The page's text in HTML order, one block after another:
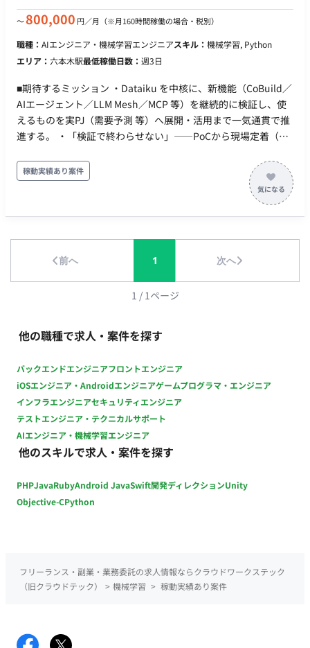
ンターンに渡せる形にタスクを割れる。抱え込まない。 ・属人
化した業務が仕組みに置き換わっていく過程に、手応えを感じ
られる。 ■働き方 ・参画日：即日 ・勤務日数 ：月112時間以上
・PC貸与(Mac) ・基本フルリモートだが、必要に応じて出社い
造化データの構造化パイプラインの検証・構築：Excel／
指標・用語・業務ルールを抽出し、構造化データへ変換する仕
組みを、検証を経たうえで構築する。LLM を用いた抽出の精度
計（オントロジー／セマンティック／スキル）：抽出した定義
を、用語間の関係を持つオントロジー／セマンティックモデル
として整理し、AI が参照・実行できるスキルの形に蓄積して再
利用可能にする。 ・定義データの取り込み経路の構築：構造化
された定義を、構文・重複・整合性のチェックを通してから基
盤へ安全に取り込む流れを、コードとして実装する。 ・CI/CD
パイプラインの実装：GitHub Actions で、定義ファイル
（YAML）の検証からデータ基盤への反映・デプロイまでを自動
（Databricks Asset Bundles／DABs）を用い、リソース設定・
AI機能の設定変更をコードで管理・適用する。 ・展開・ナレッ
基盤側（Databricks）起因と自社実装起因を切り分け、ベンダ
方に参画いただいている企業様です。 ■求める人物像 ・手作業
なる。 ・資料や人の頭の中にしかないルールを、他の人と機械
が使える形に落とすことに面白さを感じる。 ・新しい基盤ツー
ル（DABs 等）を知らなくても、ドキュメントを読んで自分で
動かして確かめられる。 「正確に動くこと」に責任を持てる。
壊れたときの切り分けと復旧まで含めて設計できる。 ■働き方
・参画日：即日 ・勤務日数 ：月80時間以上 ・PC貸与(Mac) ・
基本フルリモートだが、必要に応じて出社いただけるとありが
〜800,000 円／月 （※月160時間稼働の場合・税別）
職種： AIエンジニア・機械学習エンジニアスキル： 機械学習, Python
エリア： 六本木駅最低稼働日数： 週3日
■期待するミッション ・Dataiku を中核に、新機能（CoBuild／
AIエージェント／LLM Mesh／MCP 等）を継続的に検証し、使
えるものを実PJ（需要予測 等）へ展開・活用まで一気通貫で推
進する。 ・「検証で終わらせない」——PoCから現場定着（運
イアントの精度・定義に関する質問へ、データに基づきその場
で答えられる仕組み（回答エージェント）を、新機能を用いて
検証：Dataiku のリリース／ベンダーMTG（ベンダー担当窓
開：ダッシュボード（Databricks Genie 等）のデータに LM/AI
エージェントを接続し、予測値・実績・指標の定義・乖離理由
を根拠付きで即答させ、現場に定着させる。 ・展開・活用推
PJへ横展開し、開発速度と品質を底上げする（月次程度で社内
共有）。 ・要因分析・ドキュメントの自動化：精度悪化の要因
動処理で仕組み化する。 ・技術的切り分け支援：データ基盤
（Dataiku／BigQuery）起因と自社開発起因を切り分け、ベン
ダー相談の論点・必要情報を整理する。 ※現在弊社経由で10名
の方に参画いただいている企業様です。 ■求める人物像 ・新し
いモデルや機能が出たら、まず自分で動かして試す。「これ使
えそう、試しましょう」と自分から動ける。 ・検証を検証で終
いける。 ・クライアント対応で人が消耗している状況を、技術
（AI）で解消することを面白がれる方。 ■働き方 ・参画日：即
稼動実績あり案件
前へ 1 次へ
1 / 1ページ
他の職種で求人・案件を探す
バックエンドエンジニアフロントエンジニア
iOSエンジニア・Androidエンジニアゲームプログラマ・エンジニア
インフラエンジニアセキュリティエンジニア
テストエンジニア・テクニカルサポート
AIエンジニア・機械学習エンジニア
他のスキルで求人・案件を探す
PHPJavaRubyAndroid JavaSwift開発ディレクションUnity
Objective-CPython
フリーランス・副業・業務委託の求人情報ならクラウドワークステック
（旧クラウドテック）
> 機械学習 > 稼動実績あり案件